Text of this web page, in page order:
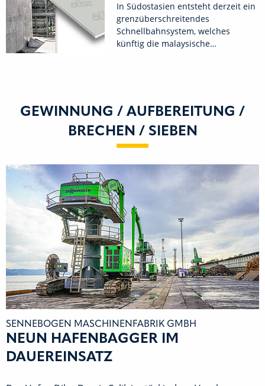
In Südostasien entsteht derzeit ein
grenzüberschreitendes
Schnellbahnsystem, welches
künftig die malaysische…
GEWINNUNG / AUFBEREITUNG /
BRECHEN / SIEBEN
SENNEBOGEN MASCHINENFABRIK GMBH
NEUN HAFENBAGGER IM
DAUEREINSATZ